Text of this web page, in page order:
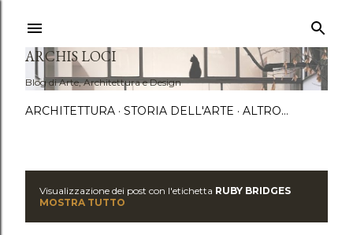
ARCHIS LOCI
Blog di Arte, Architettura e Design
ARCHITETTURA STORIA DELL'ARTE ALTRO…
Visualizzazione dei post con l'etichetta RUBY BRIDGES
MOSTRA TUTTO